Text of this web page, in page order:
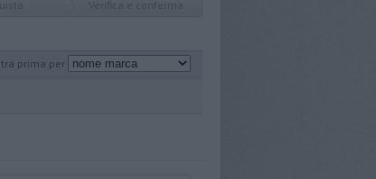
Verifica e conferma
prima per